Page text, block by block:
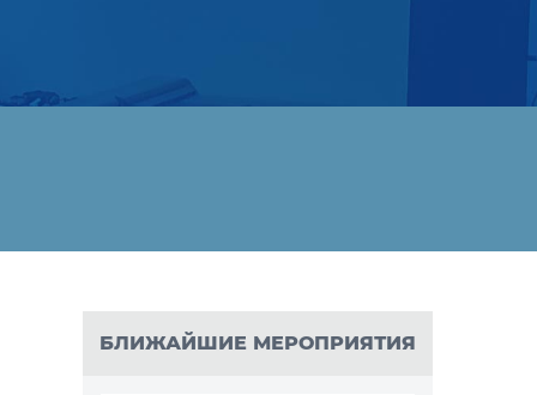
БЛИЖАЙШИЕ МЕРОПРИЯТИЯ